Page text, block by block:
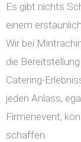
Es gibt nichts
einem
Wir bei
die
Catering-
jeden Anlass,
Firmenevent,
schaffen.